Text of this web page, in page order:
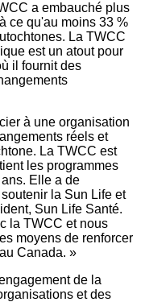
a embauché plus
ce qu'au moins 33 %
La TWCC
est un atout pour
il fournit des
à une organisation
réels et
La TWCC est
les programmes
Elle a de
la Sun Life et
Sun Life Santé.
la TWCC et nous
moyens de renforcer
Canada. »
de la
et des